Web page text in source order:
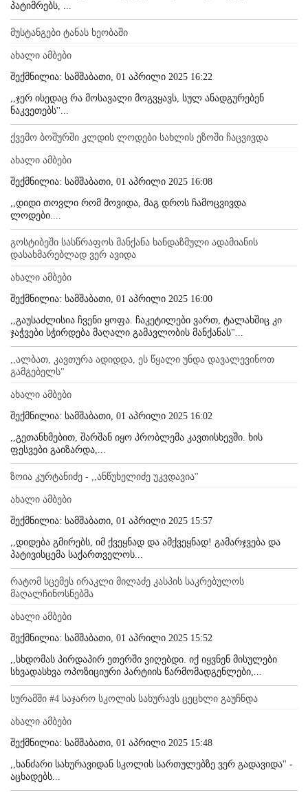
პატიმრებს, ...
მუსტანგები ტანას ხეობაში
ახალი ამბები
შექმნილია: სამშაბათი, 01 აპრილი 2025 16:22
,,ჯერ ისედაც რა მოსავალი მოგვყავს, სულ ანადგურებენ
ნაკვეთებს''...
ქვემო ბოშურში კლდის ლოდები სახლის ეზოში ჩაცვივდა
ახალი ამბები
შექმნილია: სამშაბათი, 01 აპრილი 2025 16:08
,,დიდი თოვლი რომ მოვიდა, მაგ დროს ჩამოცვივდა
ლოდები....
გოსტიბეში სასწრაფოს მანქანა ხანდაზმული ადამიანის
დასახმარებლად ვერ ავიდა
ახალი ამბები
შექმნილია: სამშაბათი, 01 აპრილი 2025 16:00
,,გაუსაძლისია ჩვენი ყოფა. ჩაკეტილები ვართ, ტალახშიც კი
ჯაჭვები სჭირდება მაღალი გამავლობის მანქანას"...
,,ალბათ, კავთურა ადიდდა, ეს წყალი უნდა დავალევინოთ
გამგებელს"
ახალი ამბები
შექმნილია: სამშაბათი, 01 აპრილი 2025 16:02
,,გეთანხმებით, შარშან იყო პრობლემა კავთისხევში. ხის
ფესვები გაიზარდა,...
ზოია კურტანიძე - ,,ანწუხელიძე უკვდავია''
ახალი ამბები
შექმნილია: სამშაბათი, 01 აპრილი 2025 15:57
,,დიდება გმირებს, იმ ქვეყნად და ამქვეყნად! გამარჯვება და
პატივისცემა საქართველოს...
რატომ სცემეს ირაკლი მილაძე კასპის საკრებულოს
მაღალჩინოსნებმა
ახალი ამბები
შექმნილია: სამშაბათი, 01 აპრილი 2025 15:52
,,სხდომას პირდაპირ ეთერში ვიღებდი. იქ იყვნენ მისულები
სხვადასხვა ოპოზიციური პარტიის წარმომადგენლები,...
სურამში #4 საჯარო სკოლის სახურავს ცეცხლი გაუჩნდა
ახალი ამბები
შექმნილია: სამშაბათი, 01 აპრილი 2025 15:48
,,ხანძარი სახურავიდან სკოლის სართულებზე ვერ გადავიდა'' -
აცხადებს...